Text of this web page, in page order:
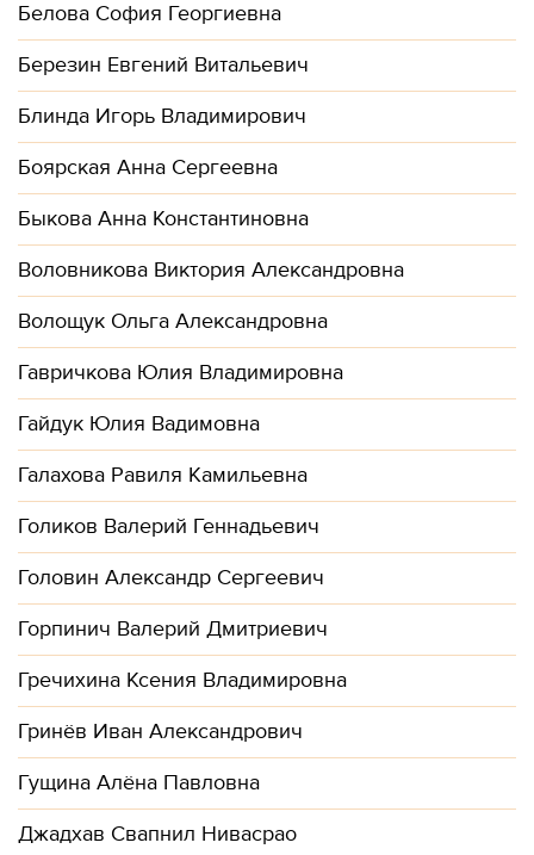
Белова София Георгиевна
Березин Евгений Витальевич
Блинда Игорь Владимирович
Боярская Анна Сергеевна
Быкова Анна Константиновна
Воловникова Виктория Александровна
Волощук Ольга Александровна
Гавричкова Юлия Владимировна
Гайдук Юлия Вадимовна
Галахова Равиля Камильевна
Голиков Валерий Геннадьевич
Головин Александр Сергеевич
Горпинич Валерий Дмитриевич
Гречихина Ксения Владимировна
Гринёв Иван Александрович
Гущина Алёна Павловна
Джадхав Свапнил Нивасрао